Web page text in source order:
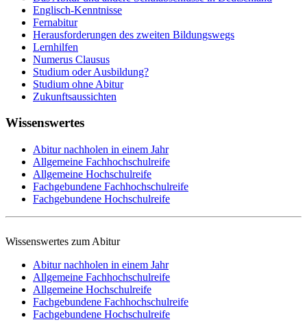
Englisch-Kenntnisse
Fernabitur
Herausforderungen des zweiten Bildungswegs
Lernhilfen
Numerus Clausus
Studium oder Ausbildung?
Studium ohne Abitur
Zukunftsaussichten
Wissenswertes
Abitur nachholen in einem Jahr
Allgemeine Fachhochschulreife
Allgemeine Hochschulreife
Fachgebundene Fachhochschulreife
Fachgebundene Hochschulreife
Wissenswertes zum Abitur
Abitur nachholen in einem Jahr
Allgemeine Fachhochschulreife
Allgemeine Hochschulreife
Fachgebundene Fachhochschulreife
Fachgebundene Hochschulreife